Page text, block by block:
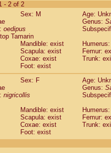
Saguinus labiatus(0)
Saguinus leucopus (0)
Saguinus mystax
Saguinus nigricollis (1)
Saguinus oedipus
Saguinus weddelli
Saguinusspp.
Aotus trivirgatus
Cebus apella
Cebus nigrivittatus
Cebusspp.(0)
Saimiri boliviensis
Saimiri sciureus(0)
Alouatta caraya(0)
- 2 of 2
Sex: M
Age:
Genus:
oedipus
Tamarin
Mandible: exist
Scapula: exist
Femur:
Coxae: exist
Trunk:
Foot: exist
Sex: F
Age:
Genus:
nigricollis
Mandible: exist
Scapula: exist
Femur:
Coxae: exist
Trunk:
Foot: exist